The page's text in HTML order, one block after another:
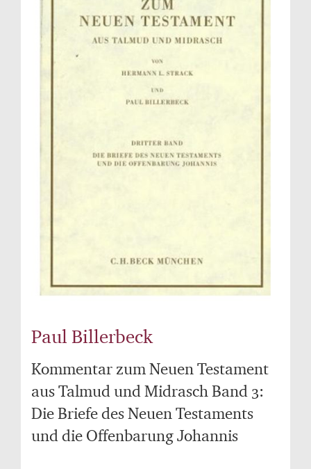
Paul Billerbeck
Kommentar zum Neuen Testament
aus Talmud und Midrasch Band 3:
Die Briefe des Neuen Testaments
und die Offenbarung Johannis